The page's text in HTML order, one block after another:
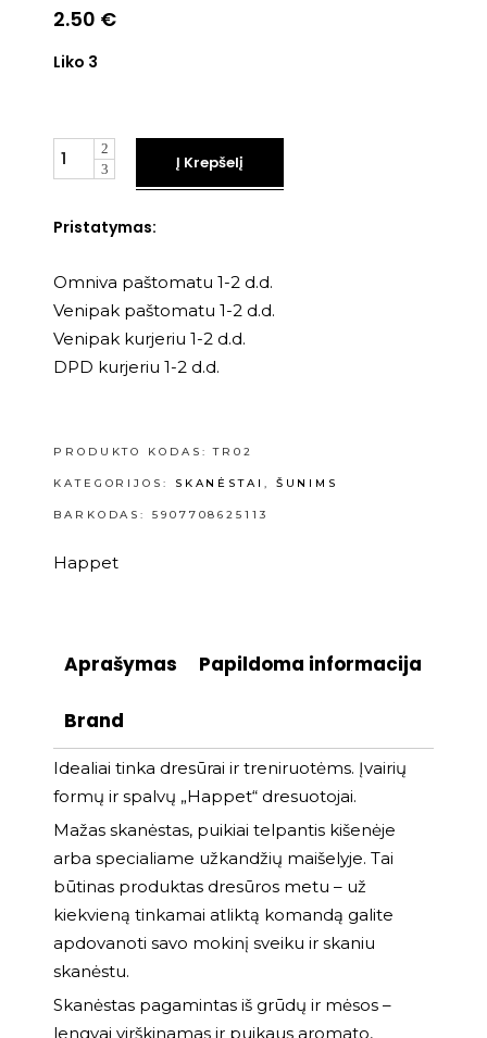
2.50 €
Liko 3
Kiekis
Į Krepšelį
Pristatymas:
Omniva paštomatu 1-2 d.d.
Venipak paštomatu 1-2 d.d.
Venipak kurjeriu 1-2 d.d.
DPD kurjeriu 1-2 d.d.
PRODUKTO KODAS:TR02
KATEGORIJOS: SKANĖSTAI , ŠUNIMS
BARKODAS: 5907708625113
Happet
Aprašymas Papildoma informacija
Brand
Idealiai tinka dresūrai ir treniruotėms. Įvairių
formų ir spalvų „Happet“ dresuotojai.
Mažas skanėstas, puikiai telpantis kišenėje
arba specialiame užkandžių maišelyje. Tai
būtinas produktas dresūros metu – už
kiekvieną tinkamai atliktą komandą galite
apdovanoti savo mokinį sveiku ir skaniu
skanėstu.
Skanėstas pagamintas iš grūdų ir mėsos –
lengvai virškinamas ir puikaus aromato,